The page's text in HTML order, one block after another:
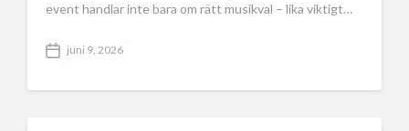
event handlar inte bara om rätt musikval – lika viktigt…
P
s
juni 9, 2026